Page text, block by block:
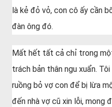
là kẻ đỏ vỏ, con cô ấy cần
đàn ông đó.
Mất hết tất cả chỉ trong
trách bản thân ngu xuẩn.
ruồng bỏ vợ con để bị lừa
đến nhà vợ cũ xin lỗi, mong